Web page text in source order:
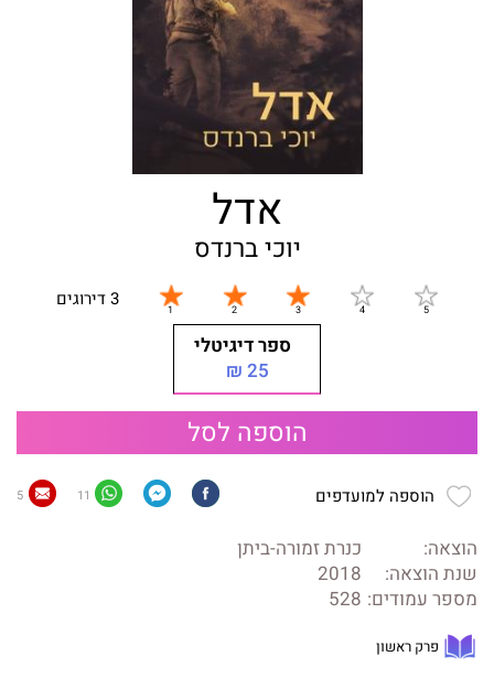
אדל
יוכי ברנדס
3 דירוגים
ספר דיגיטלי
25 ₪
הוספה לסל
הוספה למועדפים 11
5
הוצאה:
כנרת זמורה-ביתן
שנת הוצאה:
2018
מספר עמודים: 528
פרק ראשון